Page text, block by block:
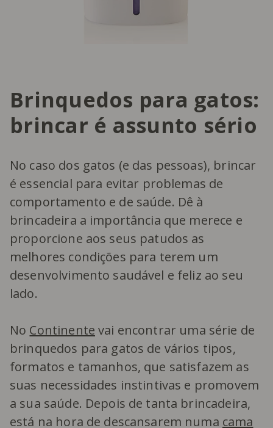
Brinquedos para gatos:
brincar é assunto sério
No caso dos gatos (e das pessoas), brincar
é essencial para evitar problemas de
comportamento e de saúde. Dê à
brincadeira a importância que merece e
proporcione aos seus patudos as
melhores condições para terem um
desenvolvimento saudável e feliz ao seu
lado.
No Continente vai encontrar uma série de
brinquedos para gatos de vários tipos,
formatos e tamanhos, que satisfazem as
suas necessidades instintivas e promovem
a sua saúde. Depois de tanta brincadeira,
está na hora de descansarem numa cama